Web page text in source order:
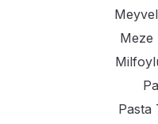
Meze
Pasta